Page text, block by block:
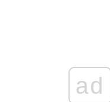
ad